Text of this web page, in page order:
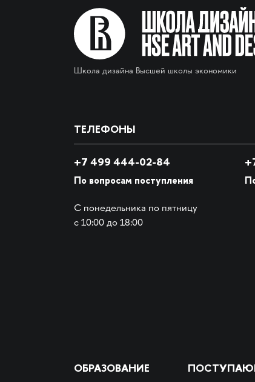
Школа дизайна Высшей школы экономики
ТЕЛЕФОНЫ
+7 499 444-02-84
По вопросам поступления
С понедельника по пятницу
с 10:00 до 18:00
ОБРАЗОВАНИЕ